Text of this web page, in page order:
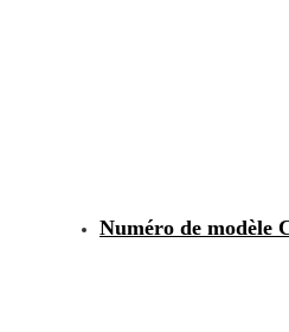
Numéro de modèle